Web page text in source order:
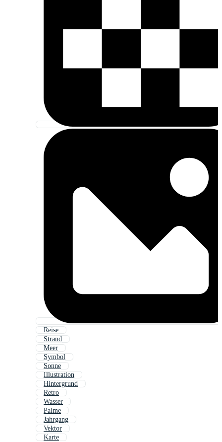
Reise
Strand
Meer
Symbol
Sonne
Illustration
Hintergrund
Retro
Wasser
Palme
Jahrgang
Vektor
Karte